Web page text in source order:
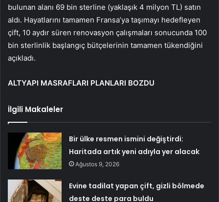
bulunan alanı 69 bin sterline (yaklaşık 4 milyon TL) satın
aldı. Hayatlarını tamamen Fransa’ya taşımayı hedefleyen
çift, 10 aydır süren renovasyon çalışmaları sonucunda 100
bin sterlinlik başlangıç bütçelerinin tamamen tükendiğini
açıkladı.
ALTYAPI MASRAFLARI PLANLARI BOZDU
İlgili Makaleler
Bir ülke resmen ismini değiştirdi:
Haritada artık yeni adıyla yer alacak
Ağustos 9, 2026
Evine tadilat yapan çift, gizli bölmede
deste deste para buldu